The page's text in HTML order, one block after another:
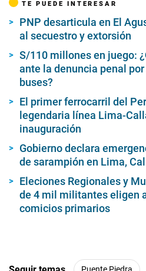
TE PUEDE INTERESAR
PNP desarticula en El
al secuestro y extorsión
S/110 millones en juego:
ante la denuncia penal
buses?
El primer ferrocarril del
legendaria línea Lima-
inauguración
Gobierno declara
de sarampión en Lima,
Eleciones Regionales y
de 4 mil militantes eligen
comicios primarios